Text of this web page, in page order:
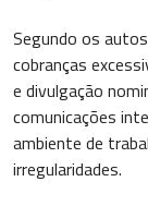
Segundo os
cobranças
e divulgação
comunicações
ambiente de
irregularidades.